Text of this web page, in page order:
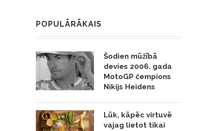
POPULĀRĀKAIS
Šodien mūžībā
devies 2006. gada
MotoGP čempions
Nikijs Heidens
Lūk, kāpēc virtuvē
vajag lietot tikai